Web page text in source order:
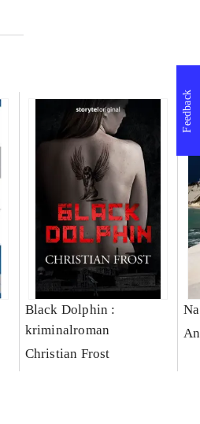
Black Dolphin :
kriminalroman
Christian Frost
Feedback